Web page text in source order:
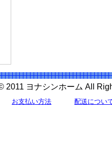
2011 ヨナシンホーム All
お支払い方法 配送につい